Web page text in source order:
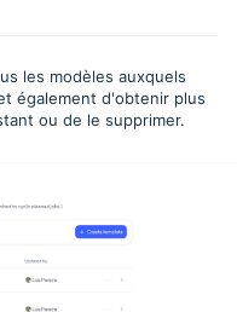
les modèles auxquels
également d'obtenir plus
ou de le supprimer.